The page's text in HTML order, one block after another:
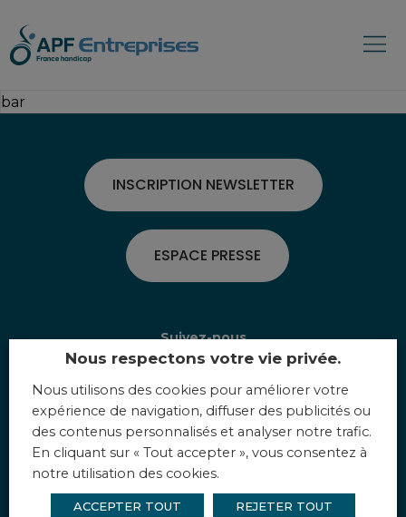
bar
INSCRIPTION NEWSLETTER
ESPACE PRESSE
Suivez-nous
Instagram
[instagram-feed feed=1]
Nous respectons votre vie privée.
Nous utilisons des cookies pour améliorer votre
expérience de navigation, diffuser des publicités ou
des contenus personnalisés et analyser notre trafic.
En cliquant sur « Tout accepter », vous consentez à
notre utilisation des cookies.
ACCEPTER TOUT REJETER TOUT